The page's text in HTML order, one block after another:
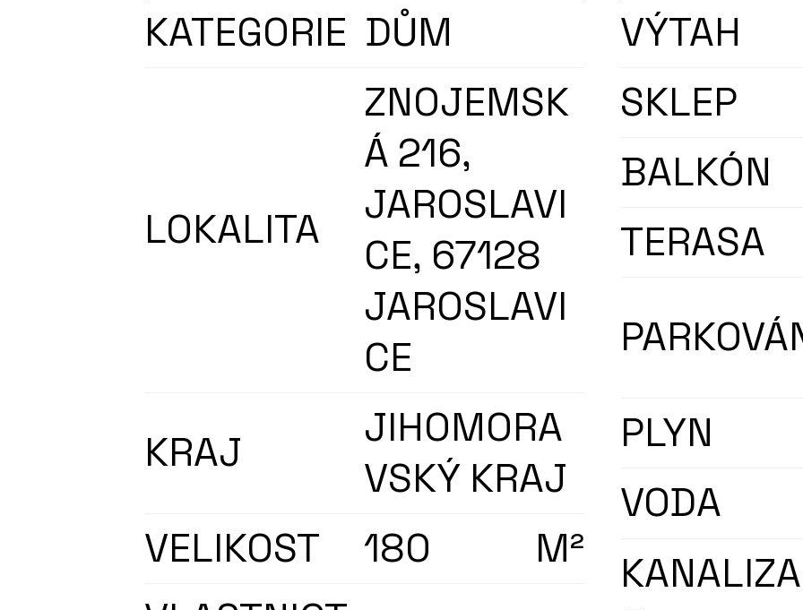
KATEGORIE
LOKALITA
KRAJ
VELIKOST
180 M²
DŮM
ZNOJEMSK
Á 216,
JAROSLAVI
CE, 67128
JAROSLAVI
CE
JIHOMORA
VSKÝ KRAJ
VÝTAH
SKLEP
BALKÓN
TERASA
PLYN
VODA